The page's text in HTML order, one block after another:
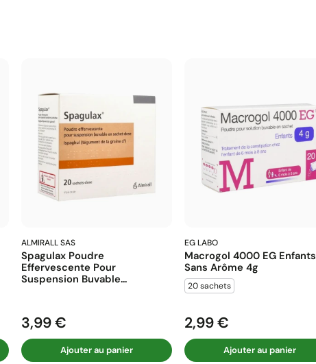
ALMIRALL SAS
Spagulax Poudre
Effervescente Pour
Suspension Buvable...
Prix
3,99 €
Ajouter au panier
EG LABO
Macrogol 4000 EG Enfants
Sans Arôme 4g
20 sachets
Prix
2,99 €
Ajouter au panier